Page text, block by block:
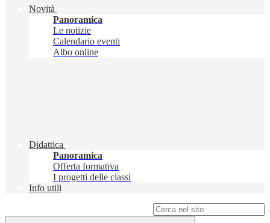
Novità
Panoramica
Le notizie
Calendario eventi
Albo online
Didattica
Panoramica
Offerta formativa
I progetti delle classi
Info utili